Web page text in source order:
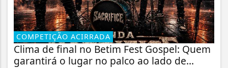
COMPETIÇÃO ACIRRADA
Clima de final no Betim Fest Gospel: Quem
garantirá o lugar no palco ao lado de...